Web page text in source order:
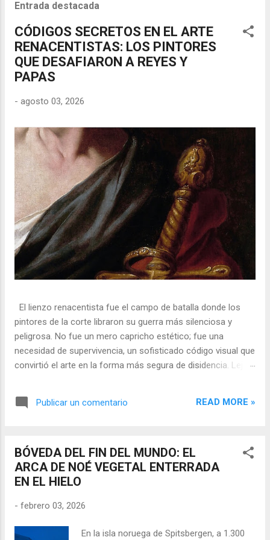
Entrada destacada
CÓDIGOS SECRETOS EN EL ARTE
RENACENTISTAS: LOS PINTORES
QUE DESAFIARON A REYES Y
PAPAS
- agosto 03, 2026
El lienzo renacentista fue el campo de batalla donde los
pintores de la corte libraron su guerra más silenciosa y
peligrosa. No fue un mero capricho estético; fue una
necesidad de supervivencia, un sofisticado código visual que
convirtió el arte en la forma más segura de disidencia. Lejos
artistas eran agentes dobles, equilibrando su necesidad de
mecenazgo real con la obligación de preservar su integridad
pintores encontraron en los símbolos, las distorsiones y los
objetos cotidianos un lenguaje cifrado capaz de eludir a los
censores y desafiar al trono. 🎭 La arquitectura del engaño
sino un objeto tridimensional y multifacético. Los pintores
de la corte eran los agentes dobles definitivos, y dominaban
Publicar un comentario READ MORE »
BÓVEDA DEL FIN DEL MUNDO: EL
ARCA DE NOÉ VEGETAL ENTERRADA
EN EL HIELO
- febrero 03, 2026
En la isla noruega de Spitsbergen, a 1.300